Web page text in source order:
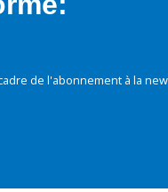
de l'abonnement à la